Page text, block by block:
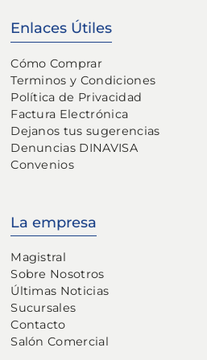
Enlaces Útiles
Cómo Comprar
Terminos y Condiciones
Política de Privacidad
Factura Electrónica
Dejanos tus sugerencias
Denuncias DINAVISA
Convenios
La empresa
Magistral
Sobre Nosotros
Últimas Noticias
Sucursales
Contacto
Salón Comercial